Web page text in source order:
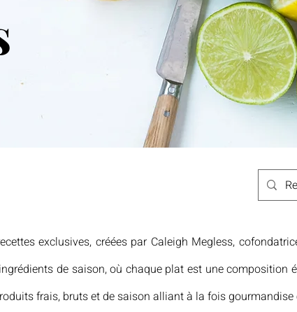
exclusives, créées par Caleigh Megless,
de saison, où chaque plat est une composition
frais, bruts et de saison alliant à la fois gourmandise